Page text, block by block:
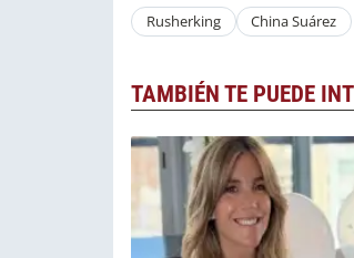
Rusherking China Suárez
TAMBIÉN TE PUEDE